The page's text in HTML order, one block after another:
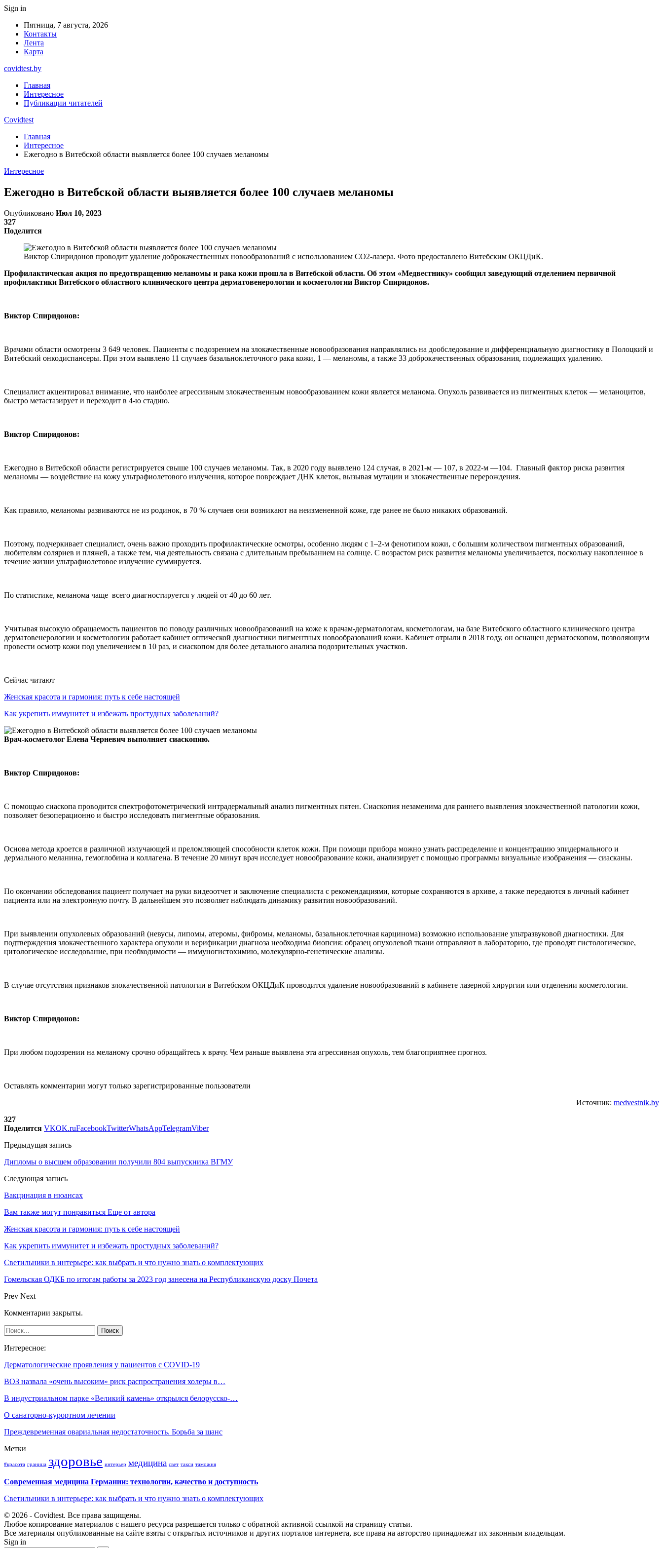
Sign in
Пятница, 7 августа, 2026
Контакты
Лента
Карта
covidtest.by
Главная
Интересное
Публикации читателей
Covidtest
Главная
Интересное
Ежегодно в Витебской области выявляется более 100 случаев меланомы
Интересное
Ежегодно в Витебской области выявляется более 100 случаев меланомы
Опубликовано Июл 10, 2023
327
Поделится
Виктор Спиридонов проводит удаление доброкачественных новообразований с использованием СО2-лазера. Фото предоставлено Витебским ОКЦДиК.
Профилактическая акция по предотвращению меланомы и рака кожи прошла в Витебской области. Об этом «Медвестнику» сообщил заведующий отделением первичной
профилактики Витебского областного клинического центра дерматовенерологии и косметологии Виктор Спиридонов.
Виктор Спиридонов:
Врачами области осмотрены 3 649 человек. Пациенты с подозрением на злокачественные новообразования направлялись на дообследование и дифференциальную диагностику в Полоцкий и
Витебский онкодиспансеры. При этом выявлено 11 случаев базальноклеточного рака кожи, 1 — меланомы, а также 33 доброкачественных образования, подлежащих удалению.
Специалист акцентировал внимание, что наиболее агрессивным злокачественным новообразованием кожи является меланома. Опухоль развивается из пигментных клеток — меланоцитов,
быстро метастазирует и переходит в 4-ю стадию.
Виктор Спиридонов:
Ежегодно в Витебской области регистрируется свыше 100 случаев меланомы. Так, в 2020 году выявлено 124 случая, в 2021-м — 107, в 2022-м —104. Главный фактор риска развития
меланомы — воздействие на кожу ультрафиолетового излучения, которое повреждает ДНК клеток, вызывая мутации и злокачественные перерождения.
Как правило, меланомы развиваются не из родинок, в 70 % случаев они возникают на неизмененной коже, где ранее не было никаких образований.
Поэтому, подчеркивает специалист, очень важно проходить профилактические осмотры, особенно людям с 1–2-м фенотипом кожи, с большим количеством пигментных образований,
любителям соляриев и пляжей, а также тем, чья деятельность связана с длительным пребыванием на солнце. С возрастом риск развития меланомы увеличивается, поскольку накопленное в
течение жизни ультрафиолетовое излучение суммируется.
По статистике, меланома чаще всего диагностируется у людей от 40 до 60 лет.
Учитывая высокую обращаемость пациентов по поводу различных новообразований на коже к врачам-дерматологам, косметологам, на базе Витебского областного клинического центра
дерматовенерологии и косметологии работает кабинет оптической диагностики пигментных новообразований кожи. Кабинет отрыли в 2018 году, он оснащен дерматоскопом, позволяющим
провести осмотр кожи под увеличением в 10 раз, и сиаскопом для более детального анализа подозрительных участков.
Сейчас читают
Женская красота и гармония: путь к себе настоящей
Как укрепить иммунитет и избежать простудных заболеваний?
Врач-косметолог Елена Черневич выполняет сиаскопию.
Виктор Спиридонов:
С помощью сиаскопа проводится спектрофотометрический интрадермальный анализ пигментных пятен. Сиаскопия незаменима для раннего выявления злокачественной патологии кожи,
позволяет безоперационно и быстро исследовать пигментные образования.
Основа метода кроется в различной излучающей и преломляющей способности клеток кожи. При помощи прибора можно узнать распределение и концентрацию эпидермального и
дермального меланина, гемоглобина и коллагена. В течение 20 минут врач исследует новообразование кожи, анализирует с помощью программы визуальные изображения — сиасканы.
По окончании обследования пациент получает на руки видеоотчет и заключение специалиста с рекомендациями, которые сохраняются в архиве, а также передаются в личный кабинет
пациента или на электронную почту. В дальнейшем это позволяет наблюдать динамику развития новообразований.
При выявлении опухолевых образований (невусы, липомы, атеромы, фибромы, меланомы, базальноклеточная карцинома) возможно использование ультразвуковой диагностики. Для
подтверждения злокачественного характера опухоли и верификации диагноза необходима биопсия: образец опухолевой ткани отправляют в лабораторию, где проводят гистологическое,
цитологическое исследование, при необходимости — иммуногистохимию, молекулярно-генетические анализы.
В случае отсутствия признаков злокачественной патологии в Витебском ОКЦДиК проводится удаление новообразований в кабинете лазерной хирургии или отделении косметологии.
Виктор Спиридонов:
При любом подозрении на меланому срочно обращайтесь к врачу. Чем раньше выявлена эта агрессивная опухоль, тем благоприятнее прогноз.
Оставлять комментарии могут только зарегистрированные пользователи
Источник: medvestnik.by
327
Поделится VKOK.ruFacebookTwitterWhatsAppTelegramViber
Предыдущая запись
Дипломы о высшем образовании получили 804 выпускника ВГМУ
Следующая запись
Вакцинация в нюансах
Вам также могут понравиться Еще от автора
Женская красота и гармония: путь к себе настоящей
Как укрепить иммунитет и избежать простудных заболеваний?
Светильники в интерьере: как выбрать и что нужно знать о комплектующих
Гомельская ОДКБ по итогам работы за 2023 год занесена на Республиканскую доску Почета
Prev Next
Комментарии закрыты.
Интересное:
Дерматологические проявления у пациентов с COVID-19
ВОЗ назвала «очень высоким» риск распространения холеры в…
В индустриальном парке «Великий камень» открылся белорусско-…
О санаторно-курортном лечении
Преждевременная овариальная недостаточность. Борьба за шанс
Метки
#красота граница здоровье интерьер медицина свет такси таможня
Современная медицина Германии: технологии, качество и доступность
Светильники в интерьере: как выбрать и что нужно знать о комплектующих
© 2026 - Covidtest. Все права защищены.
Любое копирование материалов с нашего ресурса разрешается только с обратной активной ссылкой на страницу статьи.
Все материалы опубликованные на сайте взяты с открытых источников и других порталов интернета, все права на авторство принадлежат их законным владельцам.
Sign in